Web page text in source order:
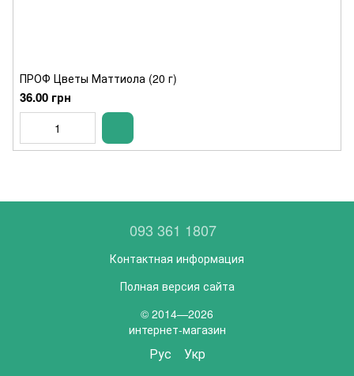
ПРОФ Цветы Маттиола (20 г)
36.00 грн
093 361 1807
Контактная информация
Полная версия сайта
© 2014—2026
интернет-магазин
Рус Укр